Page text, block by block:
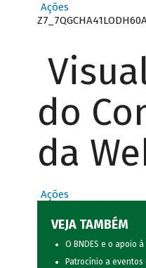
Ações
do
da
Ações
VEJA TAMBÉM
O BNDES e o apoio
Patrocínio a eventos